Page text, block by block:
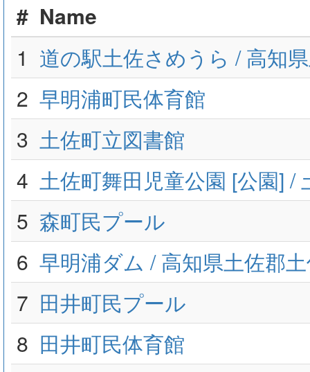
# Name
1 道の駅土佐さめうら / 高知
2 早明浦町民体育館
3 土佐町立図書館
4 土佐町舞田児童公園 [公園] /
5 森町民プール
6 早明浦ダム / 高知県土佐郡
7 田井町民プール
8 田井町民体育館